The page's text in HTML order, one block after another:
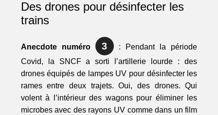
Des drones pour désinfecter les
trains
Anecdote numéro 3
: Pendant la période
Covid, la SNCF a sorti l’artillerie lourde : des
drones équipés de lampes UV pour désinfecter les
rames entre deux trajets. Oui, des drones. Qui
volent à l’intérieur des wagons pour éliminer les
microbes avec des rayons UV comme dans un film